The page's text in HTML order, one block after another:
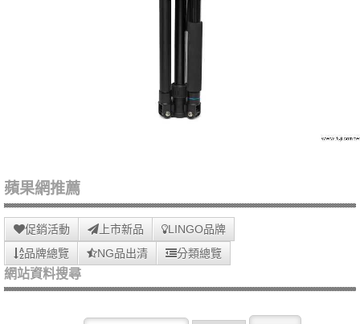
蘋果網推薦
促銷活動 上市新品
LINGO品牌
品牌總覽
NG品出清 分類總覽
網站資料搜尋